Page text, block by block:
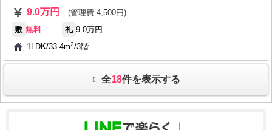
9.0万円
(管理費 4,500円)
敷 無料 礼 9.0万円
1LDK/33.4m2/3階
全18件を表示する